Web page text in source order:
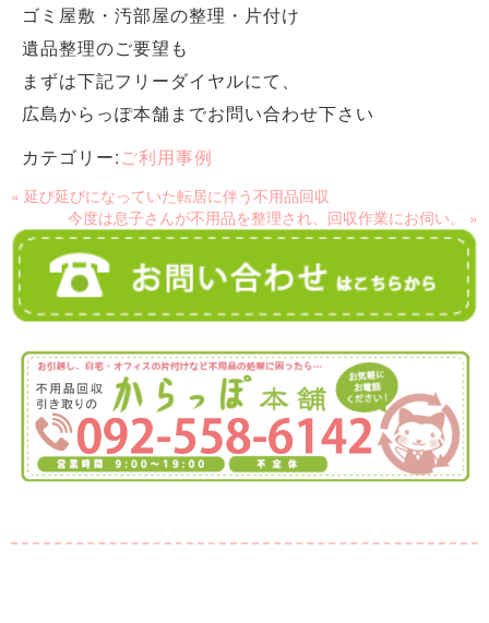
ゴミ屋敷・汚部屋の整理・片付け
遺品整理のご要望も
まずは下記フリーダイヤルにて、
広島からっぽ本舗までお問い合わせ下さい
カテゴリー:ご利用事例
« 延び延びになっていた転居に伴う不用品回収
今度は息子さんが不用品を整理され、回収作業にお伺い。 »